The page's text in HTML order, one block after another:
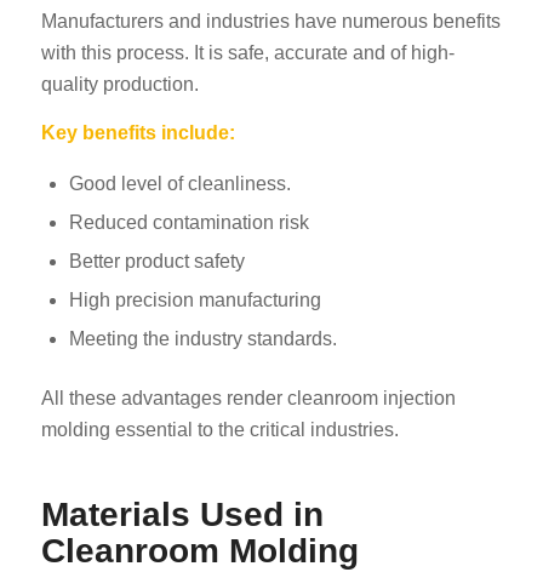
Manufacturers and industries have numerous benefits
with this process. It is safe, accurate and of high-
quality production.
Key benefits include:
Good level of cleanliness.
Reduced contamination risk
Better product safety
High precision manufacturing
Meeting the industry standards.
All these advantages render cleanroom injection
molding essential to the critical industries.
Materials Used in
Cleanroom Molding